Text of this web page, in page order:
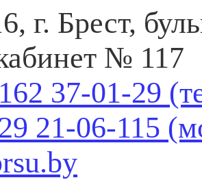
г. Брест,
№ 117
37-01-29
21-06-115